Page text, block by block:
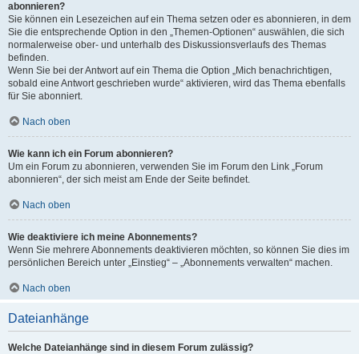
abonnieren?
Sie können ein Lesezeichen auf ein Thema setzen oder es abonnieren, in dem
Sie die entsprechende Option in den „Themen-Optionen“ auswählen, die sich
normalerweise ober- und unterhalb des Diskussionsverlaufs des Themas
befinden.
Wenn Sie bei der Antwort auf ein Thema die Option „Mich benachrichtigen,
sobald eine Antwort geschrieben wurde“ aktivieren, wird das Thema ebenfalls
für Sie abonniert.
Nach oben
Wie kann ich ein Forum abonnieren?
Um ein Forum zu abonnieren, verwenden Sie im Forum den Link „Forum
abonnieren“, der sich meist am Ende der Seite befindet.
Nach oben
Wie deaktiviere ich meine Abonnements?
Wenn Sie mehrere Abonnements deaktivieren möchten, so können Sie dies im
persönlichen Bereich unter „Einstieg“ – „Abonnements verwalten“ machen.
Nach oben
Dateianhänge
Welche Dateianhänge sind in diesem Forum zulässig?